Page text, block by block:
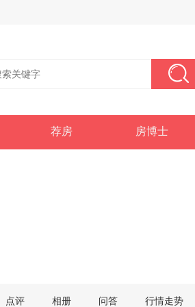
荐房 房博士
点评 相册 问答 行情走势